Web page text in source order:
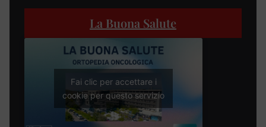
La Buona Salute
Fai clic per accettare i
cookie per questo servizio